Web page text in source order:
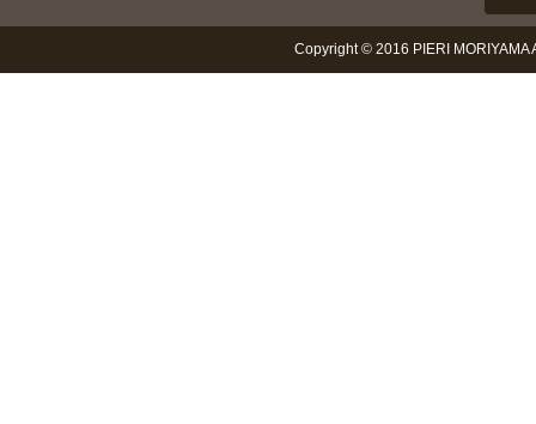
Copyright © 2016 PIERI MORIYAMA